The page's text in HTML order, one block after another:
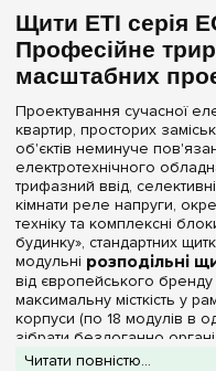
Дверцята
Біла(1)
Прозора(1)
Серія
ECM
ECT(+2)
ERP(+1)
WRP(+1)
Колір корпусу
Щити ETI серія
Професійне
масштабних
Проектування сучасної
квартир, просторих
об'єктів неминуче
електротехнічного
трифазний ввід,
кімнати реле напруги,
техніку та комплексні
будинку», стандартних
модульні розподільні
від європейського
максимальну місткість у
корпуси (по 18 модулів в
зібрати бездоганно
єдиному боксі.
Читати повністю...